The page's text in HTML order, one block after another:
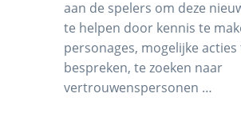
aan de spelers om deze
te helpen door kennis te
personages, mogelijke acties
bespreken, te zoeken naar
vertrouwenspersonen …